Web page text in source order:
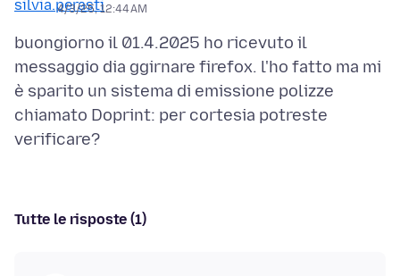
4/3/25, 12:44 AM
buongiorno il 01.4.2025 ho ricevuto il
messaggio dia ggirnare firefox. l'ho fatto ma mi
è sparito un sistema di emissione polizze
chiamato Doprint: per cortesia potreste
Tutte le risposte (1)